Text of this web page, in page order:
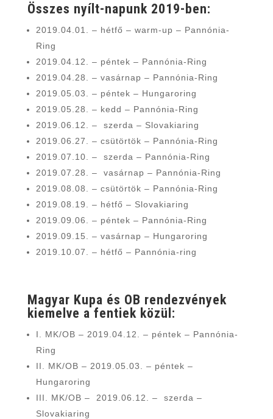
Összes nyílt-napunk 2019-ben:
2019.04.01. – hétfő – warm-up – Pannónia-
Ring
2019.04.12. – péntek – Pannónia-Ring
2019.04.28. – vasárnap – Pannónia-Ring
2019.05.03. – péntek – Hungaroring
2019.05.28. – kedd – Pannónia-Ring
2019.06.12. – szerda – Slovakiaring
2019.06.27. – csütörtök – Pannónia-Ring
2019.07.10. – szerda – Pannónia-Ring
2019.07.28. – vasárnap – Pannónia-Ring
2019.08.08. – csütörtök – Pannónia-Ring
2019.08.19. – hétfő – Slovakiaring
2019.09.06. – péntek – Pannónia-Ring
2019.09.15. – vasárnap – Hungaroring
2019.10.07. – hétfő – Pannónia-ring
Magyar Kupa és OB rendezvények
kiemelve a fentiek közül:
I. MK/OB – 2019.04.12. – péntek – Pannónia-
Ring
II. MK/OB – 2019.05.03. – péntek –
Hungaroring
III. MK/OB – 2019.06.12. – szerda –
Slovakiaring